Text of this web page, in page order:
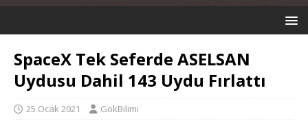
SpaceX Tek Seferde ASELSAN
Uydusu Dahil 143 Uydu Fırlattı
25 Ocak 2021 GokBilimi